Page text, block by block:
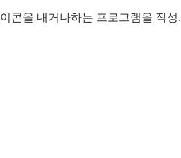
콘을 내거나하는 프로그램을 작성.